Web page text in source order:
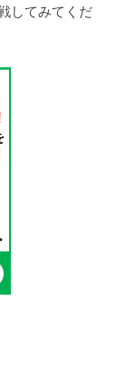
してみてくだ